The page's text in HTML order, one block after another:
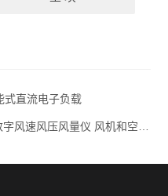
式直流电子负载
压风量仪 风机和空调暖通测量仪